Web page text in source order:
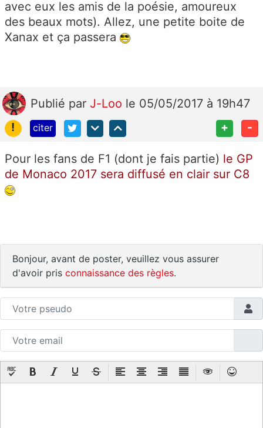
avec eux les amis de la poésie, amoureux
des beaux mots). Allez, une petite boite de
Xanax et ça passera
Publié par J-Loo le 05/05/2017 à 19h47
!
citer + -
Pour les fans de F1 (dont je fais partie) le GP
de Monaco 2017 sera diffusé en clair sur C8
Bonjour, avant de poster, veuillez vous assurer
d'avoir pris connaissance des règles.